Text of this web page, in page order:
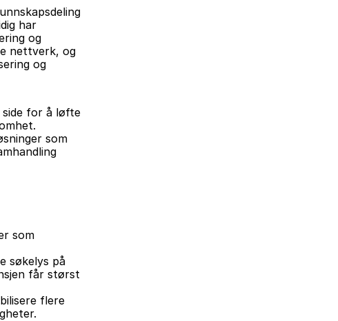
har
og
nettverk, og
og
side for å løfte
som
som
søkelys på
får størst
flere